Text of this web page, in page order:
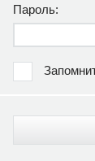
Пароль: